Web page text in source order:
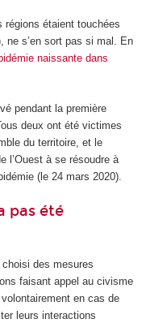
régions étaient touchées
ne s’en sort pas si mal. En
naissante dans
pendant la première
deux ont été victimes
du territoire, et le
l’Ouest à se résoudre à
(le 24 mars 2020).
pas été
des mesures
faisant appel au civisme
en cas de
leurs interactions